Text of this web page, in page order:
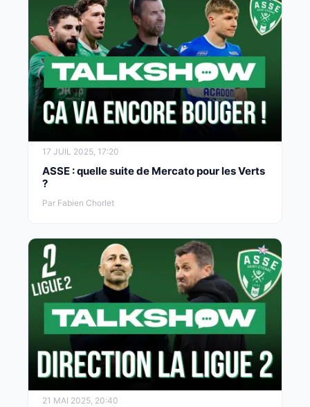
17 JUIL 2025, 17:20
ASSE : quelle suite de Mercato pour les Verts
?
Par Fabien Chorlet
21 MAI 2025, 20:40